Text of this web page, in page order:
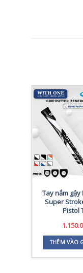
Tay nắm
Super
Pistol
THÊM VÀO